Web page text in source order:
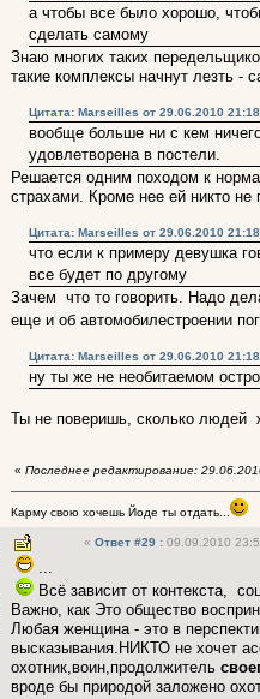
а чтобы все было хорошо,
сделать самому
Знаю многих таких
такие комплексы начнут лезть -
Цитата: Marseilles от 29.06.2010
вообще больше ни с кем
удовлетворена в постели.
Решается одним походом к
страхами. Кроме нее ей никто не
Цитата: Marseilles от 29.06.2010
что если к примеру девушка
все будет по другому
Зачем что то говорить. Надо
еще и об автомобилестроении
Цитата: Marseilles от 29.06.2010
ну ты же не необитаемом
Ты не поверишь, сколько людей
« Последнее редактирование:
Карму свою хочешь Йоде ты отдать...
« Ответ #29 : 09.09.2010
...
Всё зависит от контекста,
Важно, как Это общество
Любая женщина - это в
высказывания.НИКТО не хочет
охотник,воин,продолжитель
вроде бы природой заложено